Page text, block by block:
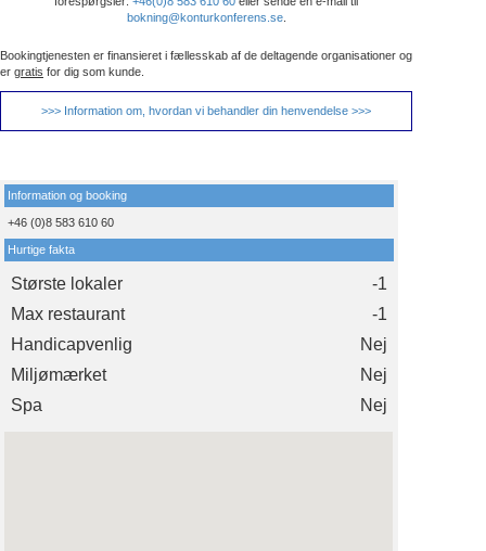
bokning@konturkonferens.se.
Bookingtjenesten er finansieret i fællesskab af de deltagende organisationer og
er gratis for dig som kunde.
>>> Information om, hvordan vi behandler din henvendelse >>>
Information og booking
+46 (0)8 583 610 60
Hurtige fakta
Største lokaler
-1
Max restaurant
-1
Handicapvenlig
Nej
Miljømærket
Nej
Spa
Nej